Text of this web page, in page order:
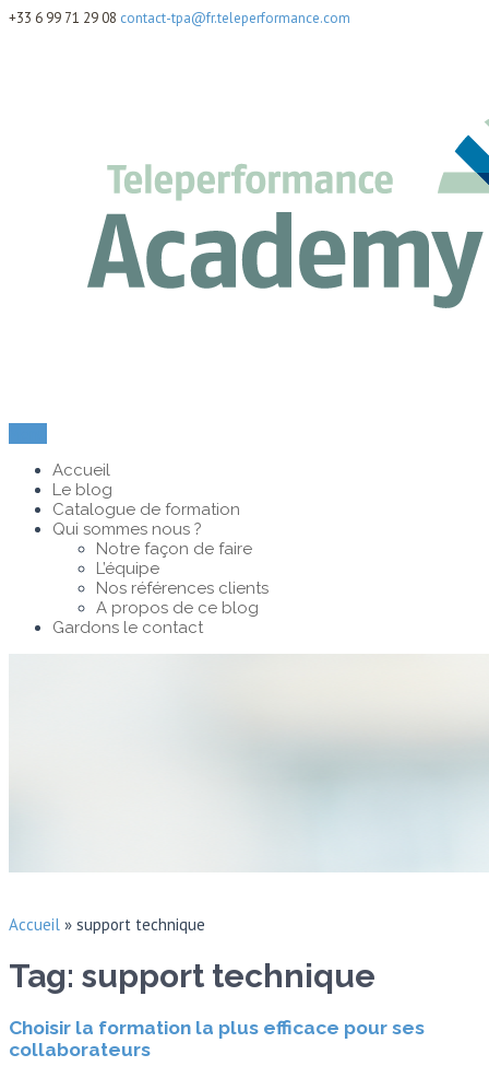
+33 6 99 71 29 08 contact-tpa@fr.teleperformance.com
Accueil
Le blog
Catalogue de formation
Qui sommes nous ?
Notre façon de faire
L’équipe
Nos références clients
A propos de ce blog
Gardons le contact
Accueil » support technique
Tag: support technique
Choisir la formation la plus efficace pour ses
collaborateurs